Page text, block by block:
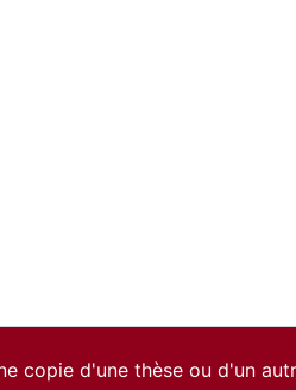
copie d'une thèse ou d'un